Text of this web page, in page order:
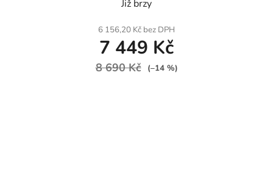
Již brzy
6 156,20 Kč bez DPH
7 449 Kč
8 690 Kč (–14 %)